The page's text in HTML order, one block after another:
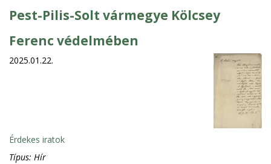
Pest-Pilis-Solt vármegye Kölcsey
Ferenc védelmében
2025.01.22.
Érdekes iratok
Típus: Hír